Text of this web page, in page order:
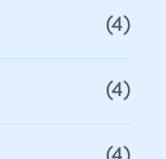
(4)
(4)